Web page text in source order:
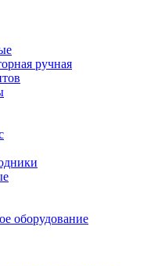
ручная
оборудование